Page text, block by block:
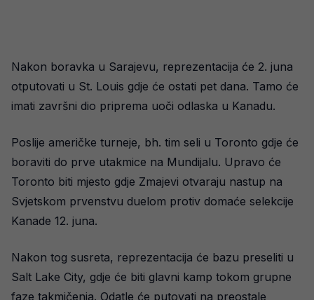
Nakon boravka u Sarajevu, reprezentacija će 2. juna
otputovati u St. Louis gdje će ostati pet dana. Tamo će
imati završni dio priprema uoči odlaska u Kanadu.
Poslije američke turneje, bh. tim seli u Toronto gdje će
boraviti do prve utakmice na Mundijalu. Upravo će
Toronto biti mjesto gdje Zmajevi otvaraju nastup na
Svjetskom prvenstvu duelom protiv domaće selekcije
Kanade 12. juna.
Nakon tog susreta, reprezentacija će bazu preseliti u
Salt Lake City, gdje će biti glavni kamp tokom grupne
faze takmičenja. Odatle će putovati na preostale